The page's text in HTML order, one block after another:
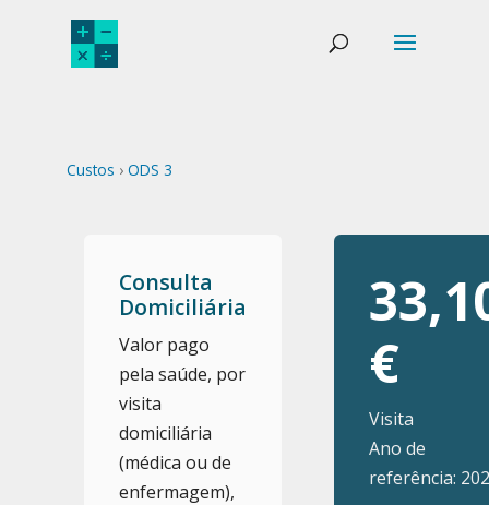
Custos › ODS 3
Consulta
Domiciliária
Valor pago
pela saúde, por
visita
domiciliária
(médica ou de
enfermagem),
€
Visita
Ano de
referência: